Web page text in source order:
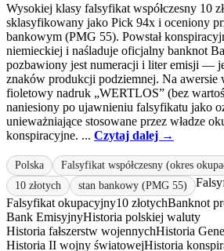
Wysokiej klasy falsyfikat współczesny 10
sklasyfikowany jako Pick 94x i oceniony
bankowym (PMG 55). Powstał
niemieckiej i naśladuje oficjalny banknot
pozbawiony jest numeracji i liter emisji —
znaków produkcji podziemnej. Na awersie
fioletowy nadruk „WERTLOS” (bez
naniesiony po ujawnieniu falsyfikatu jako
unieważniające stosowane przez władze
konspiracyjne. ... Czytaj dalej →
Polska Falsyfikat współczesny (okres
10 złotych
stan bankowy (PMG 55)
Falsyfikat okupacyjny10 złotychBanknot
Bank EmisyjnyHistoria polskiej waluty
Historia fałszerstw wojennychHistoria
Historia II wojny światowejHistoria